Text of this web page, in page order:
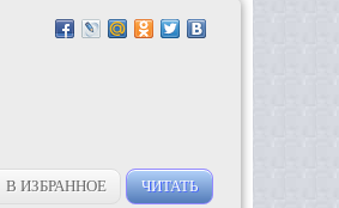
В ИЗБРАННОЕ ЧИТАТЬ